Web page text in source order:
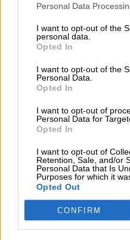
Personal Data
I want to opt-out of the
personal data.
Opted In
I want to opt-out of the
Personal Data.
Opted In
I want to opt-out of
Personal Data for
Opted In
I want to opt-out of
Retention, Sale, and/or
Personal Data that Is
Purposes for which it
Opted Out
CONFIRM
Asturias se une
que han puesto
alquiler joven